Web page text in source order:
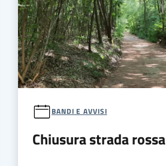
BANDI E AVVISI
Chiusura strada rossa